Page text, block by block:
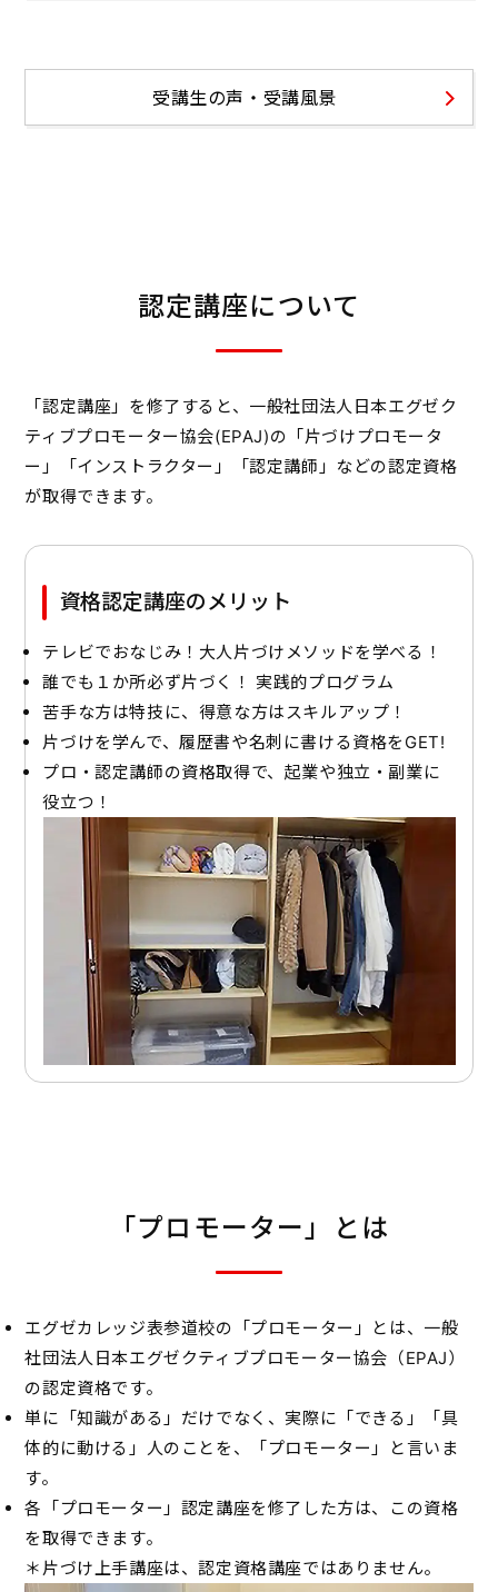
受講生の声・受講風景
認定講座について
「認定講座」を修了すると、一般社団法人日本エグゼク
ティブプロモーター協会(EPAJ)の「片づけプロモータ
ー」「インストラクター」「認定講師」などの認定資格
が取得できます。
資格認定講座のメリット
テレビでおなじみ！大人片づけメソッドを学べる！
誰でも１か所必ず片づく！ 実践的プログラム
苦手な方は特技に、得意な方はスキルアップ！
片づけを学んで、履歴書や名刺に書ける資格をGET!
プロ・認定講師の資格取得で、起業や独立・副業に
役立つ！
「プロモーター」とは
エグゼカレッジ表参道校の「プロモーター」とは、一般
社団法人日本エグゼクティブプロモーター協会（EPAJ）
の認定資格です。
単に「知識がある」だけでなく、実際に「できる」「具
体的に動ける」人のことを、「プロモーター」と言いま
す。
各「プロモーター」認定講座を修了した方は、この資格
を取得できます。
＊片づけ上手講座は、認定資格講座ではありません。